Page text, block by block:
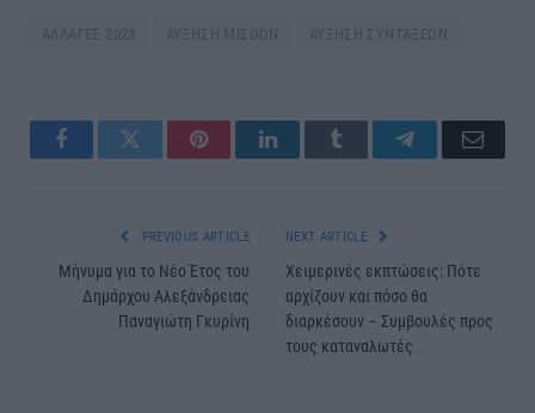
ΑΛΛΑΓΕΣ 2023 ΑΥΞΗΣΗ ΜΙΣΘΩΝ ΑΥΞΗΣΗ ΣΥΝΤΑΞΕΩΝ
FacebookTwitter PinterestLinkedInTumblr TelegramEmail
PREVIOUS ARTICLE
Μήνυμα για το Νέο Έτος του
Δημάρχου Αλεξάνδρειας
Παναγιώτη Γκυρίνη
NEXT ARTICLE
Χειμερινές εκπτώσεις: Πότε
αρχίζουν και πόσο θα
διαρκέσουν – Συμβουλές προς
τους καταναλωτές